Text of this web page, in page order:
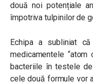
două noi potențiale
împotriva tulpinilor de
Echipa a subliniat
medicamentele
bacteriile în testele
cele două formule vor